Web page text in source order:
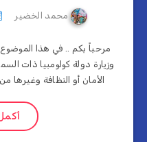
محمد الخضير
مرحباً بكم .. في هذا
وزيارة دولة كولومبيا ذات
الأمان أو النظافة وغيرها